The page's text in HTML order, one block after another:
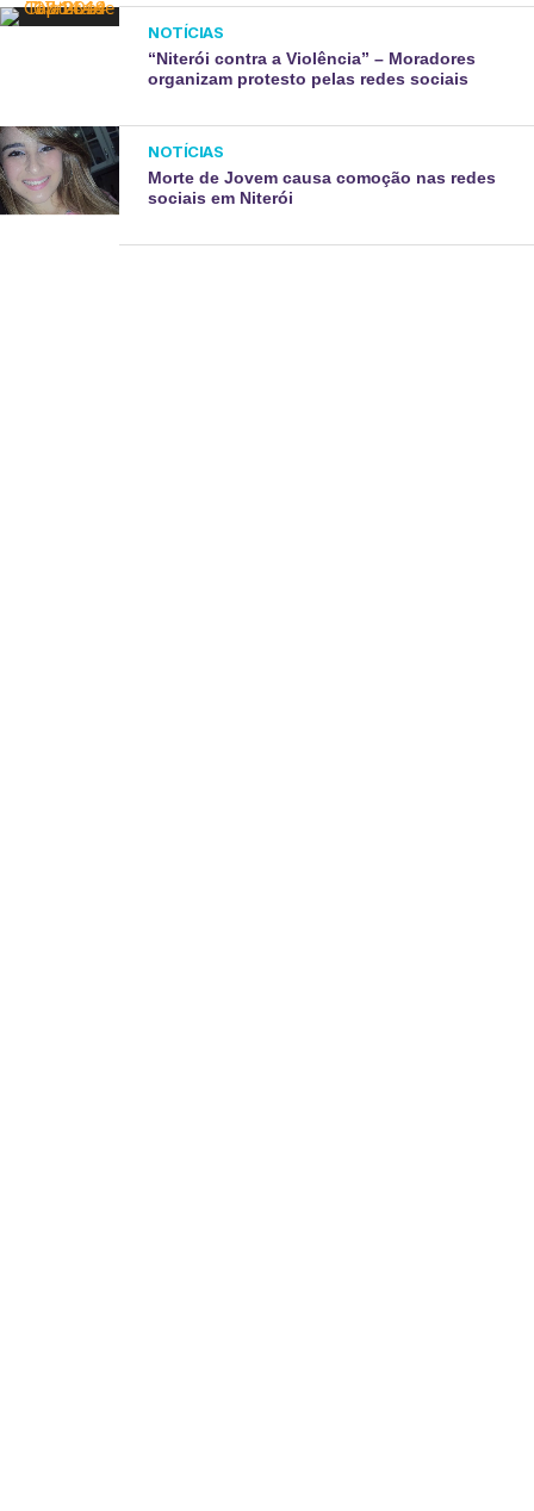
NOTÍCIAS
“Niterói contra a Violência” – Moradores
organizam protesto pelas redes sociais
NOTÍCIAS
Morte de Jovem causa comoção nas redes
sociais em Niterói